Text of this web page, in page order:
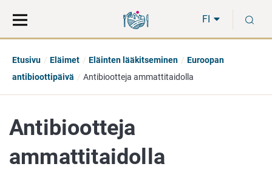
suoraan
sisältöön
koko
sivuston
FI
Etusivu Eläimet Eläinten lääkitseminen
Euroopan
antibioottipäivä
Antibiootteja ammattitaidolla
Antibiootteja
ammattitaidolla